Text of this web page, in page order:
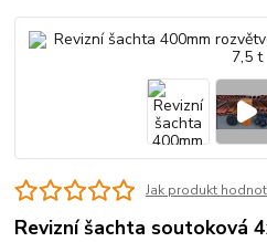
Jak produkt
Revizní šachta soutoková